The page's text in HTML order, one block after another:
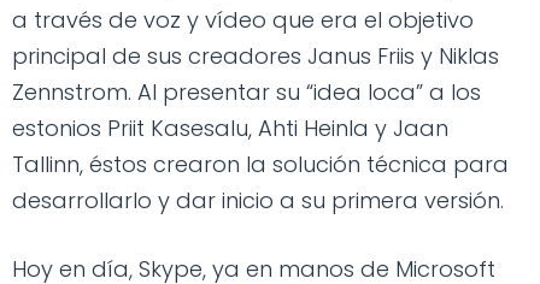
a través de voz y vídeo que era el objetivo
principal de sus creadores Janus Friis y Niklas
Zennstrom. Al presentar su “idea loca” a los
estonios Priit Kasesalu, Ahti Heinla y Jaan
Tallinn, éstos crearon la solución técnica para
desarrollarlo y dar inicio a su primera versión.
Hoy en día, Skype, ya en manos de Microsoft